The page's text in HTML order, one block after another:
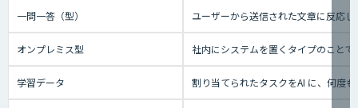
一問一答（型） ユーザーから送信された文章に反応
オンプレミス型 社内にシステムを置くタイプのこと
学習データ 割り当てられたタスクをAI に、何度